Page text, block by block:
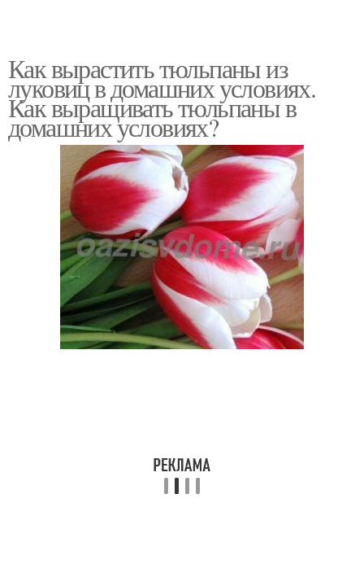
Как вырастить тюльпаны из
луковиц в домашних условиях.
Как выращивать тюльпаны в
домашних условиях?